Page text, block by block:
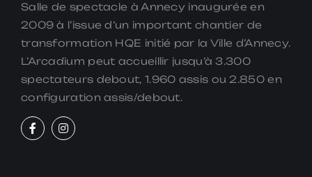
Salle de spectacle à Annecy inaugurée en
2009 à l’issue d’un important chantier de
transformation HQE initié par la Ville d’Annecy.
L’Arcadium peut accueillir jusqu’à 3.300
spectateurs debout, 1.960 assis ou 2.850 en
configuration assis/debout.